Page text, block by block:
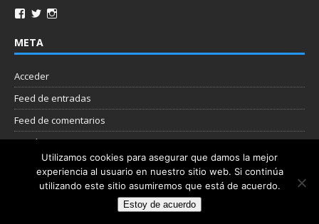
META
Acceder
Feed de entradas
Feed de comentarios
WordPress.org
Nube de etiquetas
Copyright © 2026 | Plantilla WordPress por
Utilizamos cookies para asegurar que damos la mejor
experiencia al usuario en nuestro sitio web. Si continúa
utilizando este sitio asumiremos que está de acuerdo.
Estoy de acuerdo